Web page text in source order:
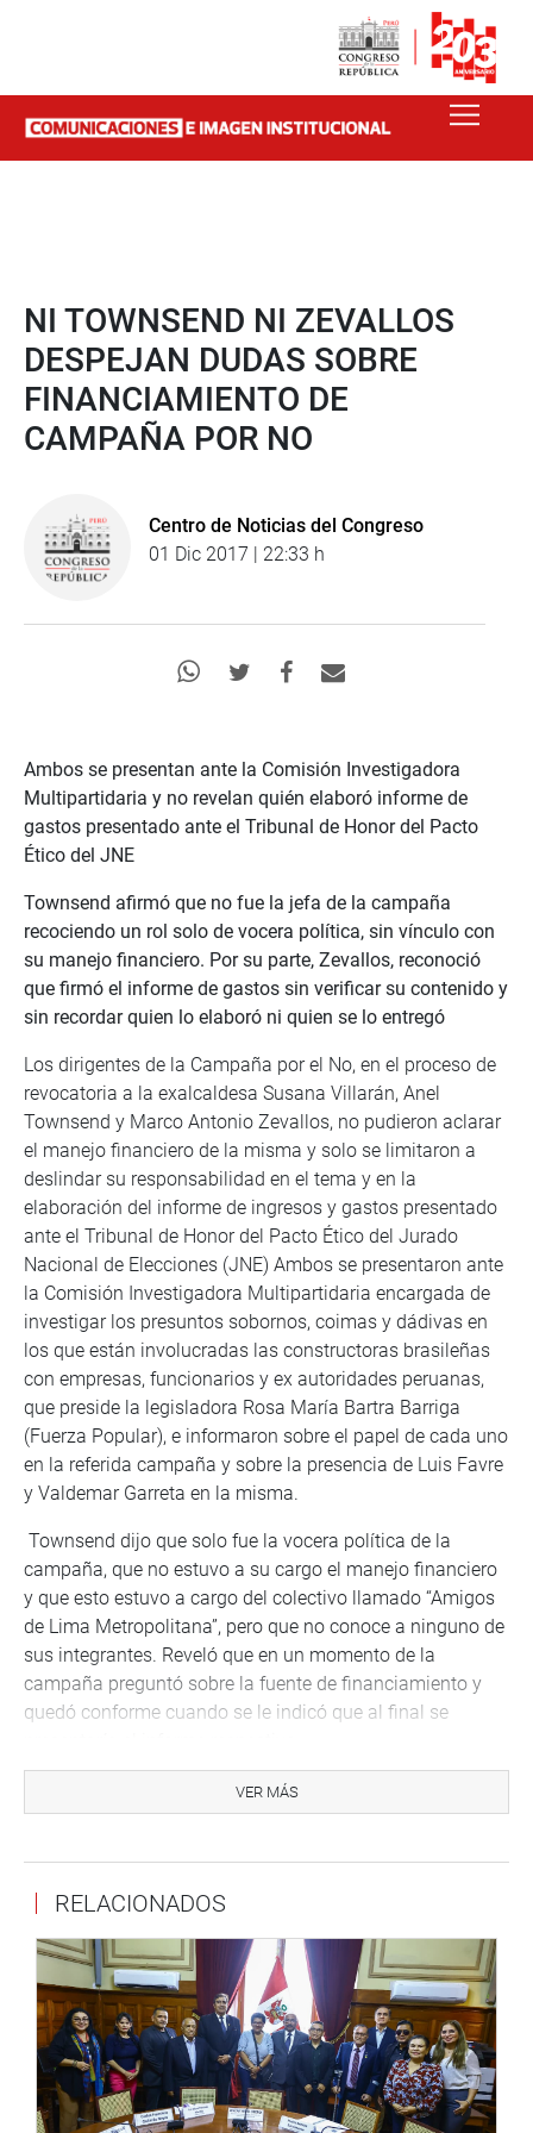
NI TOWNSEND NI ZEVALLOS
DESPEJAN DUDAS SOBRE
FINANCIAMIENTO DE
CAMPAÑA POR NO
Centro de Noticias del Congreso
01 Dic 2017 | 22:33 h
Ambos se presentan ante la Comisión Investigadora
Multipartidaria y no revelan quién elaboró informe de
gastos presentado ante el Tribunal de Honor del Pacto
Ético del JNE
Townsend afirmó que no fue la jefa de la campaña
recociendo un rol solo de vocera política, sin vínculo con
su manejo financiero. Por su parte, Zevallos, reconoció
que firmó el informe de gastos sin verificar su contenido y
sin recordar quien lo elaboró ni quien se lo entregó
Los dirigentes de la Campaña por el No, en el proceso de
revocatoria a la exalcaldesa Susana Villarán, Anel
Townsend y Marco Antonio Zevallos, no pudieron aclarar
el manejo financiero de la misma y solo se limitaron a
deslindar su responsabilidad en el tema y en la
elaboración del informe de ingresos y gastos presentado
ante el Tribunal de Honor del Pacto Ético del Jurado
Nacional de Elecciones (JNE) Ambos se presentaron ante
la Comisión Investigadora Multipartidaria encargada de
investigar los presuntos sobornos, coimas y dádivas en
los que están involucradas las constructoras brasileñas
con empresas, funcionarios y ex autoridades peruanas,
que preside la legisladora Rosa María Bartra Barriga
(Fuerza Popular), e informaron sobre el papel de cada uno
en la referida campaña y sobre la presencia de Luis Favre
y Valdemar Garreta en la misma.
Townsend dijo que solo fue la vocera política de la
campaña, que no estuvo a su cargo el manejo financiero
y que esto estuvo a cargo del colectivo llamado “Amigos
de Lima Metropolitana”, pero que no conoce a ninguno de
sus integrantes. Reveló que en un momento de la
campaña preguntó sobre la fuente de financiamiento y
quedó conforme cuando se le indicó que al final se
También dijo que desconoce si la gestión de Villarán
recibió tres millones de dólares de las empresas
declaraciones a fiscales peruanos. Sin embargo, en una
campaña de la exalcaldesa era la imputación de su
financiamiento ilegal.
En este punto, los miembros de la comisión expresaron
sus cuestionamientos porque se trata de una política con
años de experiencia, que presidió una comisión
investigadora y que sin embargo presentó una conducta
VER MÁS
RELACIONADOS